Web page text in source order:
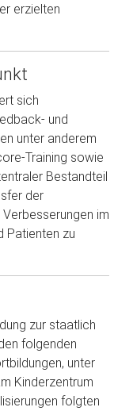
erzielten
sich
und
unter anderem
Training sowie
Bestandteil
der
im
Patienten zu
zur staatlich
folgenden
unter
Kinderzentrum
folgten